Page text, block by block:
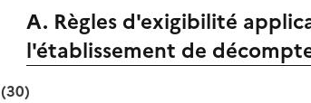
A. Règles d'exigibilité
l'établissement de
(30)